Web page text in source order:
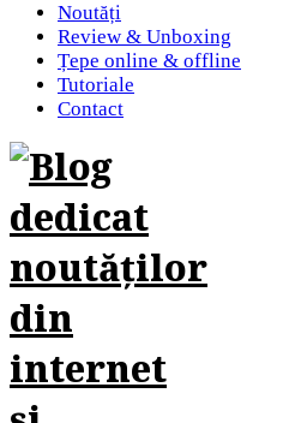
Noutăți
Review & Unboxing
Țepe online & offline
Tutoriale
Contact